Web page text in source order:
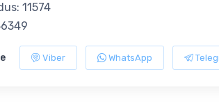
11574
Viber WhatsApp